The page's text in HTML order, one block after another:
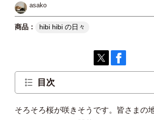
asako
hibi hibi の日々
目次
日本酒のある、ちょっといい時間
そろそろ桜が咲きそうです。皆さまの